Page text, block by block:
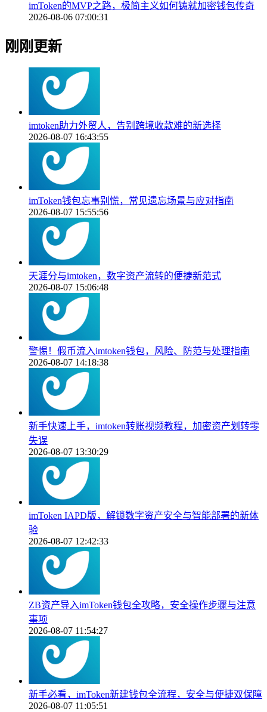
imToken的MVP之路，极简主义如何铸就加密钱包传奇
2026-08-06 07:00:31
刚刚更新
imtoken助力外贸人，告别跨境收款难的新选择
2026-08-07 16:43:55
imToken钱包忘事别慌，常见遗忘场景与应对指南
2026-08-07 15:55:56
天涯分与imtoken，数字资产流转的便捷新范式
2026-08-07 15:06:48
警惕！假币流入imtoken钱包，风险、防范与处理指南
2026-08-07 14:18:38
新手快速上手，imtoken转账视频教程，加密资产划转零
失误
2026-08-07 13:30:29
imToken IAPD版，解锁数字资产安全与智能部署的新体
验
2026-08-07 12:42:33
ZB资产导入imToken钱包全攻略，安全操作步骤与注意
事项
2026-08-07 11:54:27
新手必看，imToken新建钱包全流程，安全与便捷双保障
2026-08-07 11:05:51